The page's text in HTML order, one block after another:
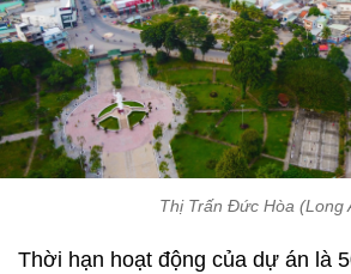
Thị Trấn Đức Hòa (Long
Thời hạn hoạt động của dự án là